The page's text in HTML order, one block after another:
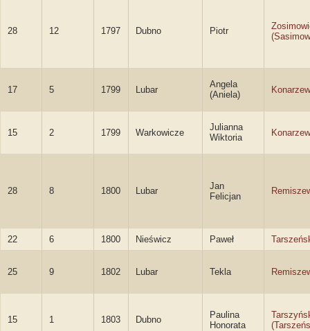
28 12 1797 Dubno Piotr
17 5 1799 Lubar
Angela
(Aniela)
15 2 1799 Warkowicze
Julianna
Wiktoria
28 8 1800 Lubar
Jan
Felicjan
22 6 1800 Nieświcz Paweł
25 9 1802 Lubar Tekla
15 1 1803 Dubno
Paulina
Honorata